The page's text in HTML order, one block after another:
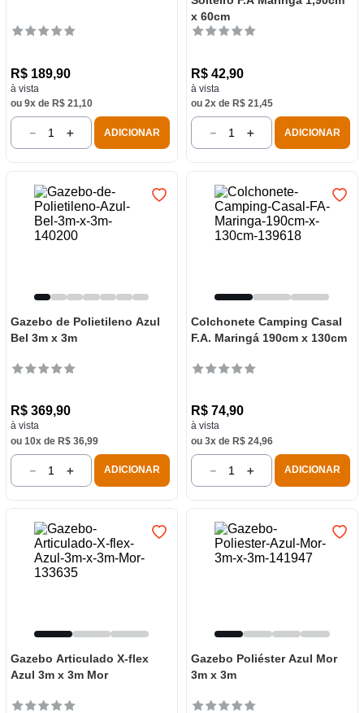
R$ 189,90
à vista
ou 9x de R$ 21,10
＋
－ ADICIONAR
x 60cm
R$ 42,90
à vista
ou 2x de R$ 21,45
＋
－ ADICIONAR
Gazebo de Polietileno Azul
Bel 3m x 3m
R$ 369,90
à vista
ou 10x de R$ 36,99
＋
－ ADICIONAR
Colchonete Camping Casal
F.A. Maringá 190cm x 130cm
R$ 74,90
à vista
ou 3x de R$ 24,96
＋
－ ADICIONAR
Gazebo Articulado X-flex
Azul 3m x 3m Mor
Gazebo Poliéster Azul Mor
3m x 3m